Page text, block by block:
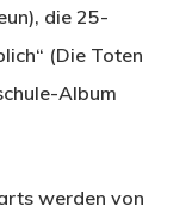
die 25-
(Die Toten
Album
werden von